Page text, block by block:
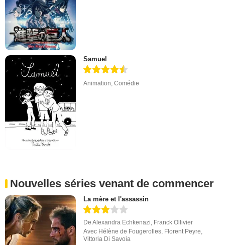
Samuel
Animation,Comédie
Nouvelles séries venant de commencer
La mère et l'assassin
DeAlexandra Echkenazi, Franck Ollivier
Avec Hélène de Fougerolles, Florent Peyre,
Vittoria Di Savoia